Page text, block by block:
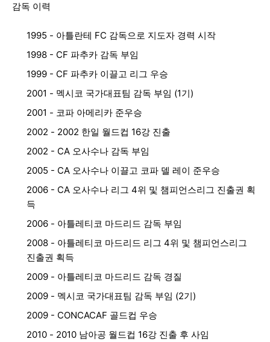
감독 이력
1995 - 아틀란테 FC 감독으로 지도자 경력 시작
1998 - CF 파추카 감독 부임
1999 - CF 파추카 이끌고 리그 우승
2001 - 멕시코 국가대표팀 감독 부임 (1기)
2001 - 코파 아메리카 준우승
2002 - 2002 한일 월드컵 16강 진출
2002 - CA 오사수나 감독 부임
2005 - CA 오사수나 이끌고 코파 델 레이 준우승
2006 - CA 오사수나 리그 4위 및 챔피언스리그 진출권 획
득
2006 - 아틀레티코 마드리드 감독 부임
2008 - 아틀레티코 마드리드 리그 4위 및 챔피언스리그
진출권 획득
2009 - 아틀레티코 마드리드 감독 경질
2009 - 멕시코 국가대표팀 감독 부임 (2기)
2009 - CONCACAF 골드컵 우승
2010 - 2010 남아공 월드컵 16강 진출 후 사임